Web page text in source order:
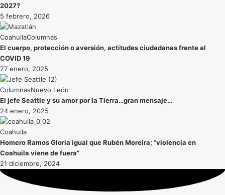
2027?
5 febrero, 2026
Coahuila
El cuerpo, protección o aversión, actitudes ciudadanas frente al
COVID 19
27 enero, 2025
Nuevo León
El jefe Seattle y su amor por la Tierra…gran mensaje…
24 enero, 2025
Coahuila
Homero Ramos Gloria igual que Rubén Moreira; “violencia en
Coahuila viene de fuera”
21 diciembre, 2024